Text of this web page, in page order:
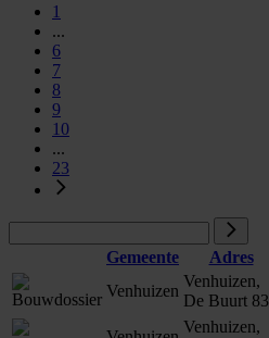
1
...
6
7
8
9
10
...
23
Gemeente Adres
Venhuizen
Venhuizen,
De Buurt 83
Venhuizen,